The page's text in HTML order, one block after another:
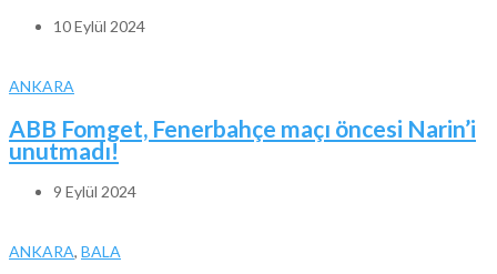
10 Eylül 2024
ANKARA
ABB Fomget, Fenerbahçe maçı öncesi Narin’i
unutmadı!
9 Eylül 2024
ANKARA, BALA